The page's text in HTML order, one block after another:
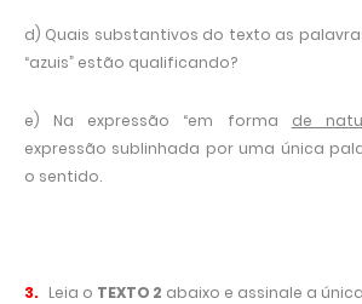
d) Quais substantivos do texto as palavras
“azuis” estão qualificando?
e) Na expressão “em forma de
expressão sublinhada por uma única
o sentido.
3. Leia o TEXTO 2 abaixo e assinale a